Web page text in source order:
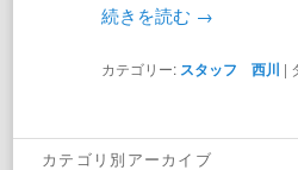
続きを読む →
カテゴリー: スタッフ 西川 |
カテゴリ別アーカイブ